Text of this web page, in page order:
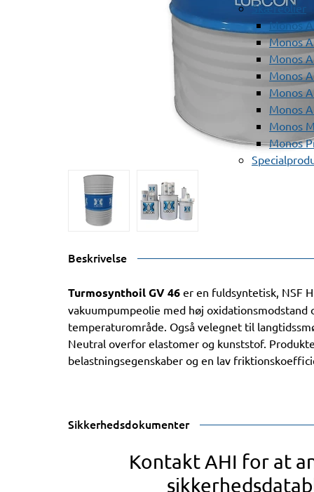
Skæreolier
Monos
Monos
Monos
Monos
Monos
Monos
Monos
Monos
Beskrivelse
Turmosynthoil GV 46 er en fuldsyntetisk, NSF
vakuumpumpeolie med høj oxidationsmodstand
temperaturområde. Også velegnet til
Neutral overfor elastomer og kunststof.
belastningsegenskaber og en lav
Sikkerhedsdokumenter
Kontakt AHI for at